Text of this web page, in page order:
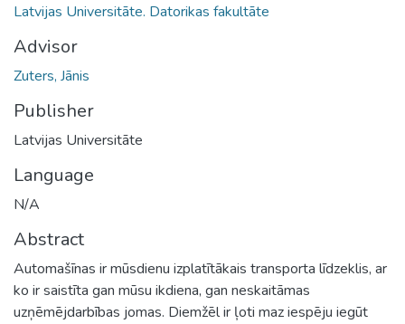
Latvijas Universitāte. Datorikas fakultāte
Advisor
Zuters, Jānis
Publisher
Latvijas Universitāte
Language
N/A
Abstract
Automašīnas ir mūsdienu izplatītākais transporta līdzeklis, ar
ko ir saistīta gan mūsu ikdiena, gan neskaitāmas
uzņēmējdarbības jomas. Diemžēl ir ļoti maz iespēju iegūt